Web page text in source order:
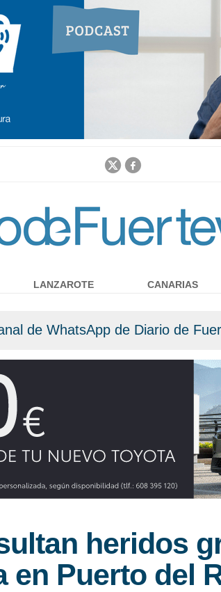
Jump to navigation
de WhatsApp de Diario de
heridos
en Puerto del
LANZAROTE CANARIAS